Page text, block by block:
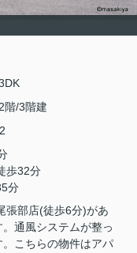
階/3階建
歩32分
分
張部店(徒歩6分)があ
通風システムが整っ
こちらの物件はアパ